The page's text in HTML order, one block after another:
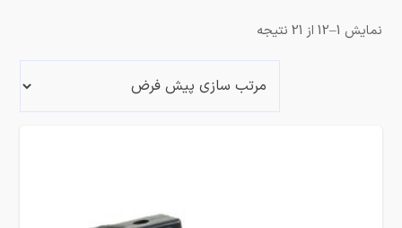
نمایش 1–12 از 21 نتیجه